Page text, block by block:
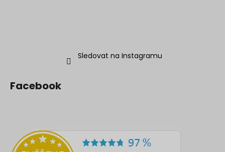
Sledovat na Instagramu
Facebook